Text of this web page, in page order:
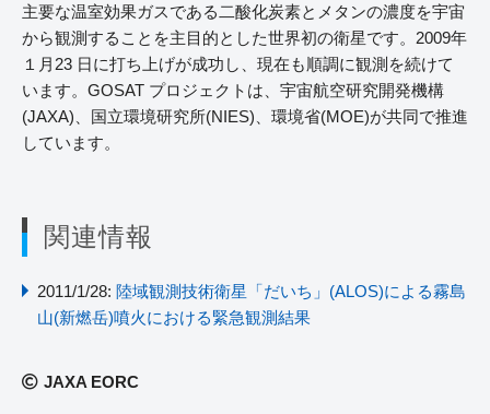
主要な温室効果ガスである二酸化炭素とメタンの濃度を宇宙
から観測することを主目的とした世界初の衛星です。2009年
１月23 日に打ち上げが成功し、現在も順調に観測を続けて
います。GOSAT プロジェクトは、宇宙航空研究開発機構
(JAXA)、国立環境研究所(NIES)、環境省(MOE)が共同で推進
しています。
関連情報
2011/1/28: 陸域観測技術衛星「だいち」(ALOS)による霧島
山(新燃岳)噴火における緊急観測結果
JAXA EORC